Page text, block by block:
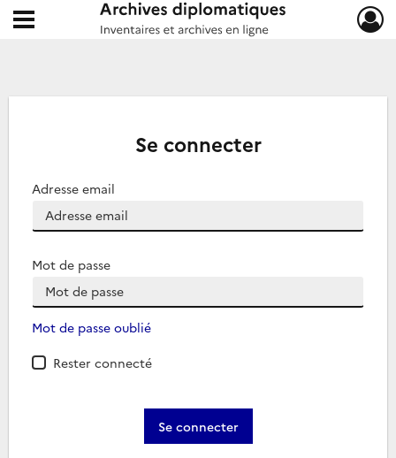
Archives diplomatiques
Ouvrir le menu déroulant
Se connecter
Adresse email
Mot de passe
Mot de passe oublié
Rester connecté
Se connecter